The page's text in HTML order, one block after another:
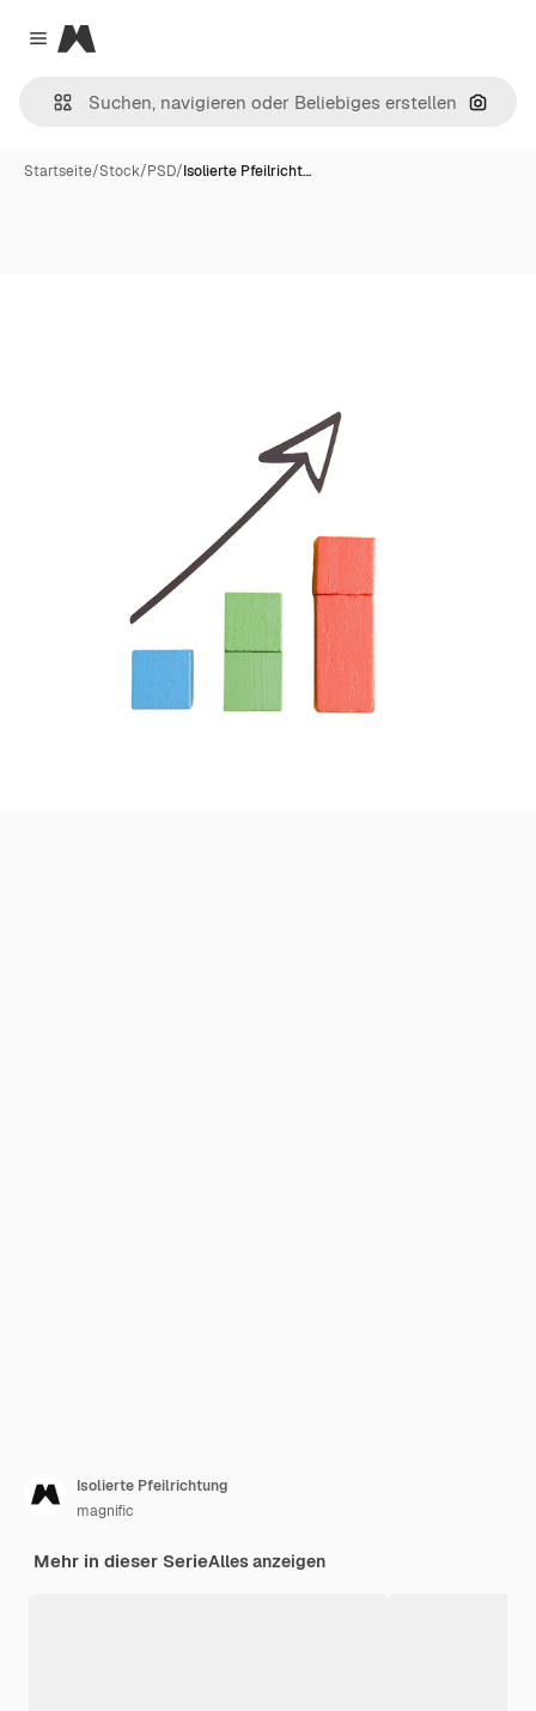
Close menu
Magnific
Nach
Startseite/Stock/PSD/Isolierte Pfeilricht…
Isolierte Pfeilrichtung
magnific
Mehr in dieser SerieAlles anzeigen